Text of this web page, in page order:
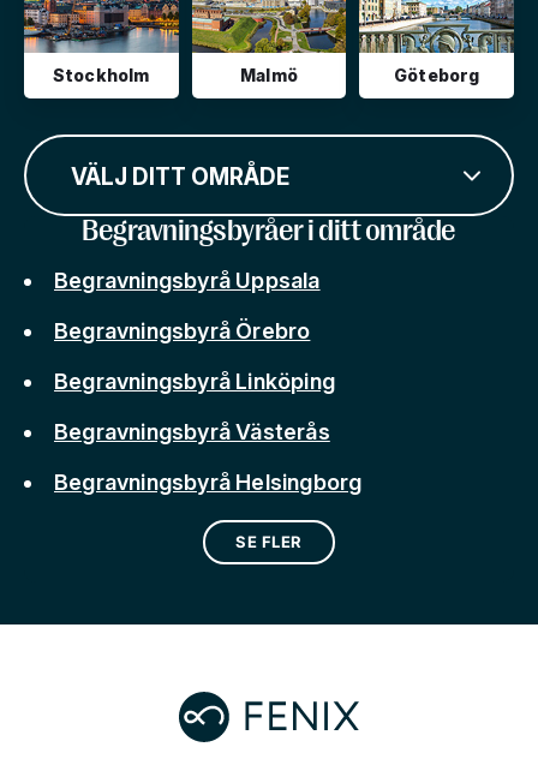
Stockholm Malmö Göteborg
VÄLJ DITT OMRÅDE
Begravningsbyråer i ditt område
Begravningsbyrå Uppsala
Begravningsbyrå Örebro
Begravningsbyrå Linköping
Begravningsbyrå Västerås
Begravningsbyrå Helsingborg
SE FLER